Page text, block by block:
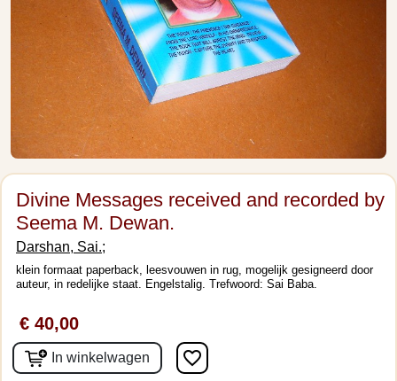
Divine Messages received and recorded by
Seema M. Dewan.
Darshan, Sai.;
klein formaat paperback, leesvouwen in rug, mogelijk gesigneerd door
auteur, in redelijke staat. Engelstalig. Trefwoord: Sai Baba.
€ 40,00
In winkelwagen favorite_border